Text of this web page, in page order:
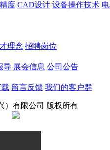
度 CAD设计 设备操作技术
理念 招聘岗位
导 展会信息 公司公告
留言反馈 我们的客户群
）有限公司 版权所有